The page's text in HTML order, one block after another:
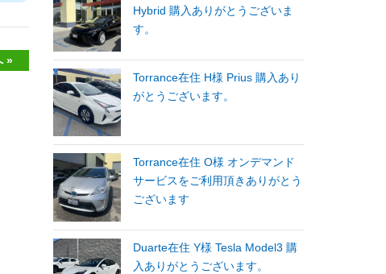
»
Hybrid 購入ありがとうございま
す。
Torrance在住 H様 Prius 購入あり
がとうございます。
Torrance在住 O様 オンデマンド
サービスをご利用頂きありがとう
ございます
Duarte在住 Y様 Tesla Model3 購
入ありがとうございます。